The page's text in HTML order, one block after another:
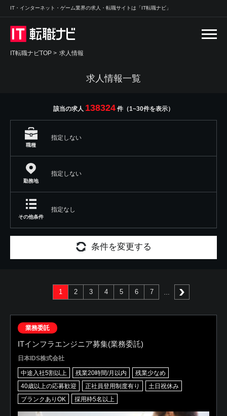
IT・インターネット・ゲーム業界の求人・転職サイトは「IT転職ナビ」
IT転職ナビTOP > 求人情報
求人情報一覧
該当の求人 138324 件（1~30件を表示）
職種
指定しない
勤務地
指定しない
その他条件
指定なし
条件を変更する
1 2 3 4 5 6 7
業務委託
ITインフラエンジニア募集(業務委託)
日本IDS株式会社
中途入社5割以上 残業20時間/月以内
残業少なめ
40歳以上の応募歓迎
正社員登用制度有り
土日祝休み
ブランクありOK
採用枠5名以上